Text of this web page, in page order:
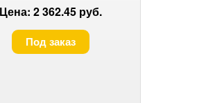
Цена: 2 362.45 руб.
Под заказ